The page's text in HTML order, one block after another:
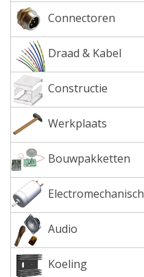
Connectoren
Draad & Kabel
Constructie
Werkplaats
Bouwpakketten
Electromechanisch
Audio
Koeling